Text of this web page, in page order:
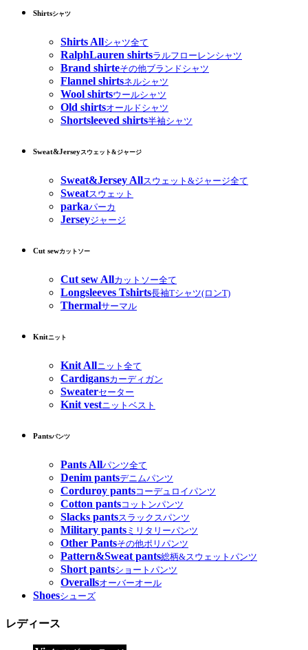
Shirtsシャツ
Shirts Allシャツ全て
RalphLauren shirtsラルフローレンシャツ
Brand shirteその他ブランドシャツ
Flannel shirtsネルシャツ
Wool shirtsウールシャツ
Old shirtsオールドシャツ
Shortsleeved shirts半袖シャツ
Sweat&Jerseyスウェット&ジャージ
Sweat&Jersey Allスウェット&ジャージ全て
Sweatスウェット
parkaパーカ
Jerseyジャージ
Cut sewカットソー
Cut sew Allカットソー全て
Longsleeves Tshirts長袖Tシャツ(ロンT)
Thermalサーマル
Knitニット
Knit Allニット全て
Cardigansカーディガン
Sweaterセーター
Knit vestニットベスト
Pantsパンツ
Pants Allパンツ全て
Denim pantsデニムパンツ
Corduroy pantsコーデュロイパンツ
Cotton pantsコットンパンツ
Slacks pantsスラックスパンツ
Military pants ミリタリーパンツ
Other Pantsその他ポリパンツ
Pattern&Sweat pants総柄&スウェットパンツ
Short pantsショートパンツ
Overallsオーバーオール
Shoesシューズ
レディース